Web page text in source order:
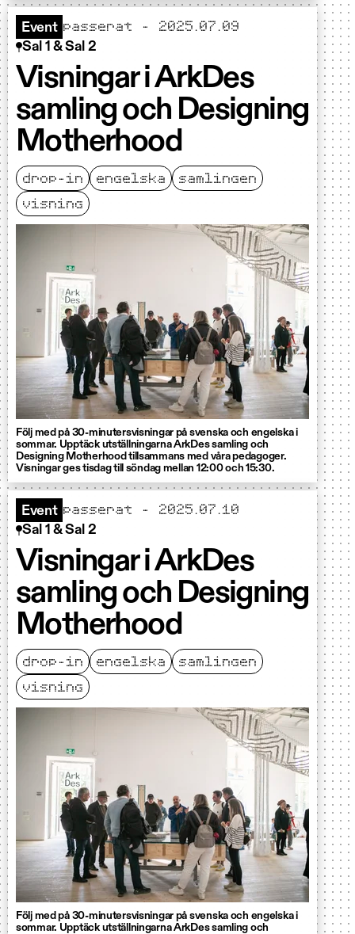
Event passerat - 2025.07.09
Sal 1 & Sal 2
Visningar i ArkDes
samling och Designing
Motherhood
drop-in engelska
samlingen
visning
Följ med på 30-minutersvisningar på svenska och engelska i
sommar. Upptäck utställningarna ArkDes samling och
Designing Motherhood tillsammans med våra pedagoger.
Visningar ges tisdag till söndag mellan 12:00 och 15:30.
Event passerat - 2025.07.10
Sal 1 & Sal 2
Visningar i ArkDes
samling och Designing
Motherhood
drop-in engelska
samlingen
visning
Följ med på 30-minutersvisningar på svenska och engelska i
sommar. Upptäck utställningarna ArkDes samling och